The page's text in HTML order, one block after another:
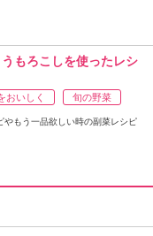
もろこしを使ったレシ
おいしく 旬の野菜
やもう一品欲しい時の副菜レシピ